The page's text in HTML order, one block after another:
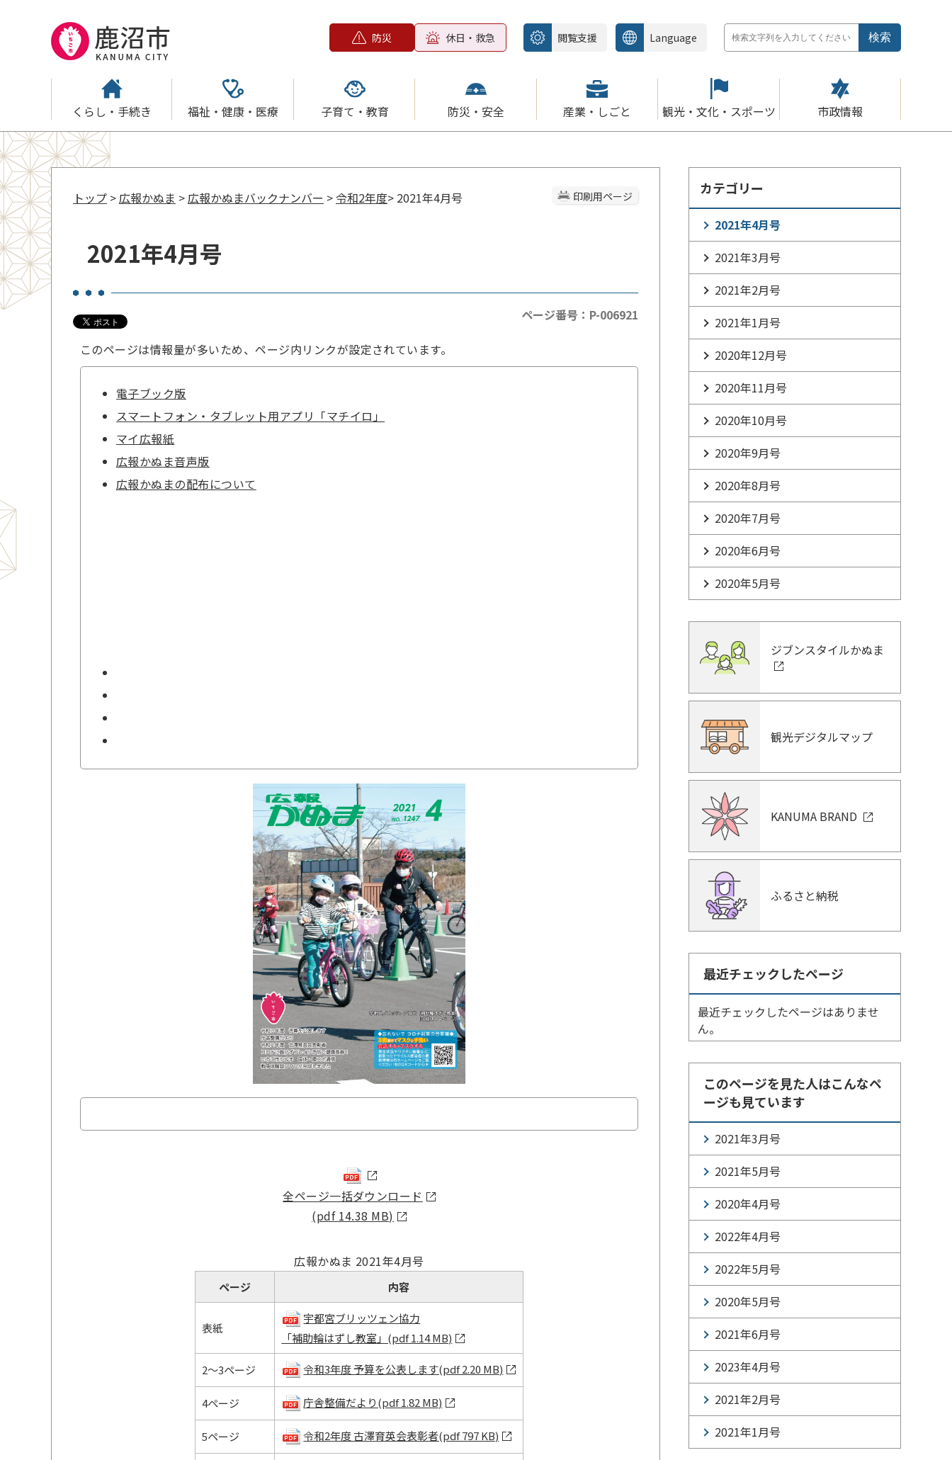
防災 休日・救急 閲覧支援 Language
くらし・手続き 福祉・健康・医療 子育て・教育 防災・安全 産業・しごと 観光・文化・スポーツ 市政情報
印刷用ページ
トップ >広報かぬま >広報かぬまバックナンバー >令和2年度> 2021年4月号
2021年4月号
ページ番号：P-006921
このページは情報量が多いため、ページ内リンクが設定されています。
電子ブック版
スマートフォン・タブレット用アプリ「マチイロ」
マイ広報紙
広報かぬま音声版
広報かぬまの配布について
全ページ一括ダウンロード
(pdf 14.38 MB)
広報かぬま 2021年4月号
ページ 内容
表紙
宇都宮ブリッツェン協力
「補助輪はずし教室」(pdf 1.14 MB)
2～3ページ 令和3年度 予算を公表します(pdf 2.20 MB)
4ページ 庁舎整備だより(pdf 1.82 MB)
5ページ 令和2年度 古澤育英会表彰者(pdf 797 KB)
カテゴリー
2021年4月号
2021年3月号
2021年2月号
2021年1月号
2020年12月号
2020年11月号
2020年10月号
2020年9月号
2020年8月号
2020年7月号
2020年6月号
2020年5月号
ジブンスタイルかぬま
観光デジタルマップ
KANUMA BRAND
ふるさと納税
最近チェックしたページ
最近チェックしたページはありませ
ん。
このページを見た人はこんなペ
ージも見ています
2021年3月号
2021年5月号
2020年4月号
2022年4月号
2022年5月号
2020年5月号
2021年6月号
2023年4月号
2021年2月号
2021年1月号